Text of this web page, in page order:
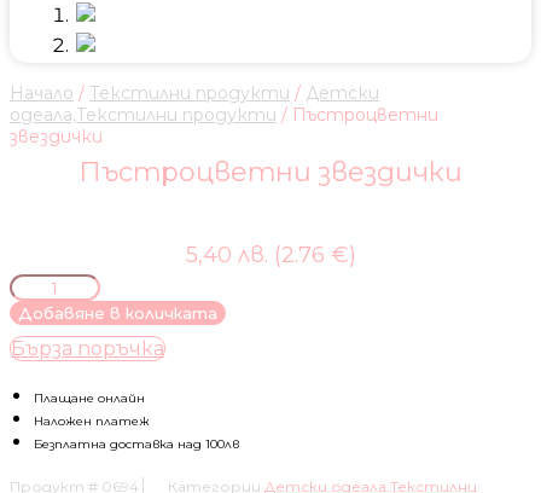
Начало / Текстилни продукти / Детски
одеaла,Текстилни продукти / Пъстроцветни
звездички
Пъстроцветни звездички
5,40 лв. (2.76 €)
количество
за
Пъстроцветни
звездички
Добавяне в количката
Бърза поръчка
Плащане онлайн
Наложен платеж
Безплатна доставка над 100лв
Продукт # 0694 Категории Детски одеaла,Текстилни